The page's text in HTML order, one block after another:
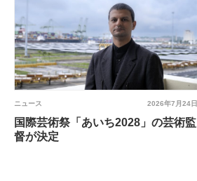
2026年7月24日
ニュース
国際芸術祭「あいち2028」の芸術監
督が決定